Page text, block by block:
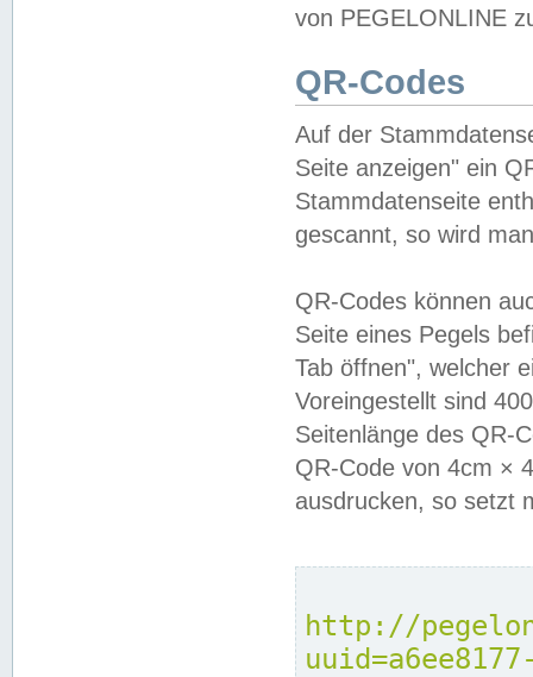
von PEGELONLINE
QR-Codes
Auf der
Seite anzeigen" ein
Stammdatenseite
gescannt, so wird
QR-Codes können
Seite eines Pegels
Tab öffnen", welcher
Voreingestellt sind
Seitenlänge des QR-
QR-Code von 4cm ×
ausdrucken, so setzt
http://